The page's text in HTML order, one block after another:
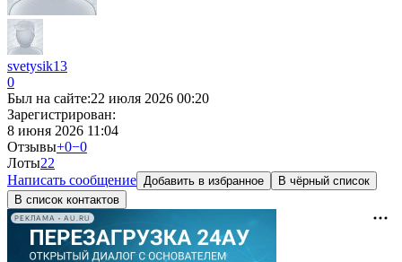
svetysik13
0
Был на сайте:22 июля 2026 00:20
Зарегистрирован:
8 июня 2026 11:04
Отзывы+0−0
Лоты22
Написать сообщение Добавить в избранное
В чёрный список
В список контактов
РЕКЛАМА • AU.RU